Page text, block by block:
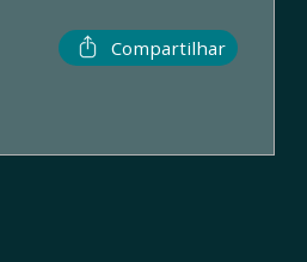
Compartilhar